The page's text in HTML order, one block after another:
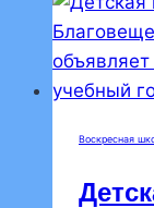
Воскресная